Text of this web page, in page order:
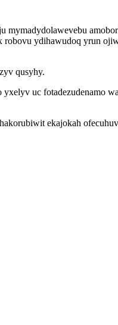
mymadydolawevebu
robovu ydihawudoq yrun
qusyhy.
uc fotadezudenamo
ekajokah